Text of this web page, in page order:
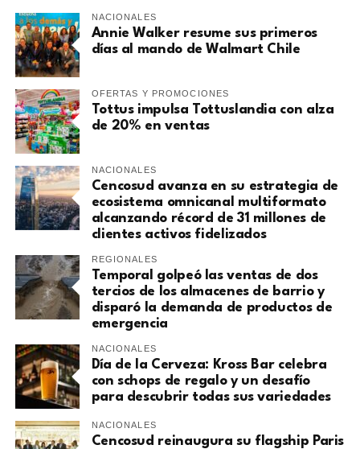
NACIONALES
Annie Walker resume sus primeros
días al mando de Walmart Chile
OFERTAS Y PROMOCIONES
Tottus impulsa Tottuslandia con alza
de 20% en ventas
NACIONALES
Cencosud avanza en su estrategia de
ecosistema omnicanal multiformato
alcanzando récord de 31 millones de
clientes activos fidelizados
REGIONALES
Temporal golpeó las ventas de dos
tercios de los almacenes de barrio y
disparó la demanda de productos de
emergencia
NACIONALES
Día de la Cerveza: Kross Bar celebra
con schops de regalo y un desafío
para descubrir todas sus variedades
NACIONALES
Cencosud reinaugura su flagship Paris